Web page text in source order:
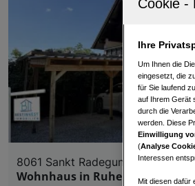
8061 Sankt Radegund bei Graz
Wohnhaus in Ruhelage - Nahe
Ihre
Um Ihnen die
eingesetzt, die
für Sie laufend
auf Ihrem Gerät
durch die
werden. Diese
Einwilligung
(Analyse
Interessen
Mit diesen dafür